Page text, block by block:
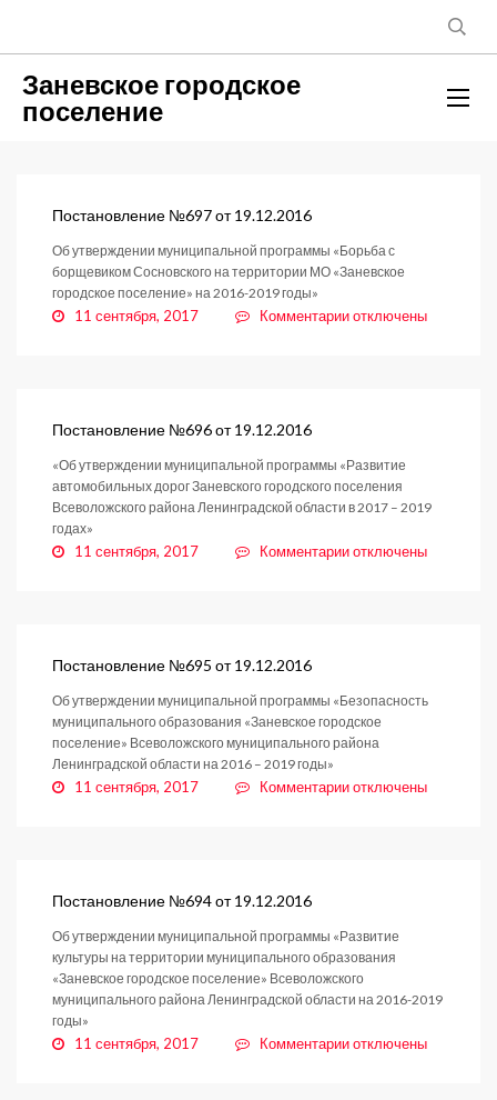
Заневское городское
поселение
Постановление №697 от 19.12.2016
Об утверждении муниципальной программы «Борьба с
борщевиком Сосновского на территории МО «Заневское
городское поселение» на 2016-2019 годы»
11 сентября, 2017 Комментариикотключены
Постановление №696 от 19.12.2016
«Об утверждении муниципальной программы «Развитие
автомобильных дорог Заневского городского поселения
Всеволожского района Ленинградской области в 2017 – 2019
годах»
11 сентября, 2017 Комментариикотключены
Постановление №695 от 19.12.2016
Об утверждении муниципальной программы «Безопасность
муниципального образования «Заневское городское
поселение» Всеволожского муниципального района
Ленинградской области на 2016 – 2019 годы»
11 сентября, 2017 Комментариикотключены
Постановление №694 от 19.12.2016
Об утверждении муниципальной программы «Развитие
культуры на территории муниципального образования
«Заневское городское поселение» Всеволожского
муниципального района Ленинградской области на 2016-2019
годы»
11 сентября, 2017 Комментариикотключены